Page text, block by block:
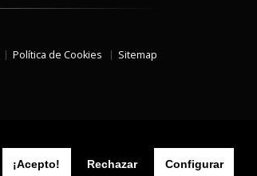
¡Acepto! Rechazar Configurar
Política de Cookies Sitemap